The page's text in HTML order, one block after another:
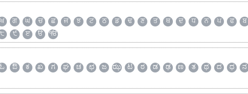
ਖ ਗ ਘ ਚ ਛ ਜ ਝ ਟ ਠ ਡ ਢ ਣ ਤ ਥ ਦ ਧ ਨ ਪ ਫ ਬ
੮ ੯ ੲ ੳ ੴ
ಓ ಔ ಕ ಖ ಗ ಘ ಚ ಛ ಜ ಝ ಟ ಠ ಡ ಢ ಣ ತ ಥ ದ ಧ ನ